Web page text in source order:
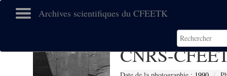
Archives scientifiques du CFEETK
CNRS-